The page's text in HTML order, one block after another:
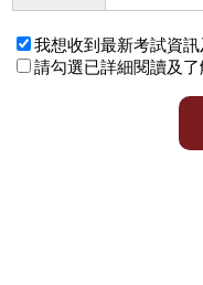
我想收到最新考試資
請勾選已詳細閱讀及了